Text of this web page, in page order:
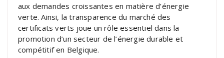
aux demandes croissantes en matière d’énergie
verte. Ainsi, la transparence du marché des
certificats verts joue un rôle essentiel dans la
promotion d’un secteur de l’énergie durable et
compétitif en Belgique.